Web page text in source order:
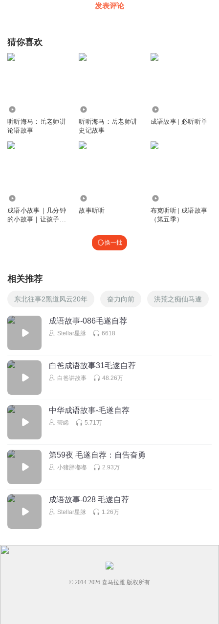
发表评论
猜你喜欢
听听海马：岳老师讲
论语故事
听听海马：岳老师讲
史记故事
成语故事 | 必听听单
成语小故事｜几分钟
的小故事｜让孩子听
故事听听
布克听听 | 成语故事
（第五季）
换一批
相关推荐
东北往事2黑道风云20年 奋力向前 洪荒之痴仙马遂
成语故事-086毛遂自荐
Stellar星脉 6618
白爸成语故事31毛遂自荐
白爸讲故事 48.26万
中华成语故事-毛遂自荐
莹睎 5.71万
第59夜 毛遂自荐：自告奋勇
小猪胖嘟嘟 2.93万
成语故事-028 毛遂自荐
Stellar星脉 1.26万
© 2014-2026 喜马拉雅 版权所有